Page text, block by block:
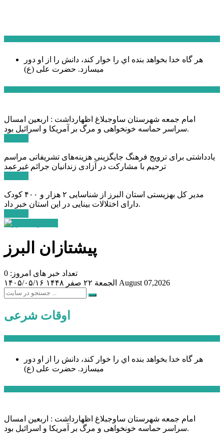
هر گاه خدا بخواهد بنده اي را خوار كند، دانش را از او دور
میسازد. حضرت علی (ع)
امام جمعه شهرستان ساوجبلاغ اظهارداشت : اربعین امسال
سراسر حماسه خونخواهی و مرگ بر آمریکا و اسرائیل بود.
یادداشتی برای ترویج فرهنگ جایگزینی هزینه‌های تشریفاتی مراسم
ترحیم با مشارکت در آزادی زندانیان جرائم غیرعمد
مدیر کل بهزیستی استان البرز از شناسایی ۲ هزار و ۴۰۰ کودک
دارای اختلالات بینایی در این استان خبر داد.
پیشتازان البرز
تعداد خبر های امروز: 0
۱۴۰۵/۰۵/۱۶
الجمعة ۲۲ صفر ۱۴۴۸ August 07,2026
اوقات شرعی
هر گاه خدا بخواهد بنده اي را خوار كند، دانش را از او دور
میسازد. حضرت علی (ع)
امام جمعه شهرستان ساوجبلاغ اظهارداشت : اربعین امسال
سراسر حماسه خونخواهی و مرگ بر آمریکا و اسرائیل بود.